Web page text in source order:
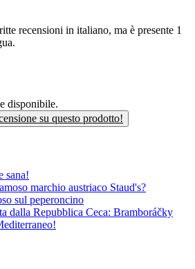
recensioni in italiano, ma è presente 1
disponibile.
su questo prodotto!
sana!
marchio austriaco Staud's?
sul peperoncino
dalla Repubblica Ceca: Bramboráčky